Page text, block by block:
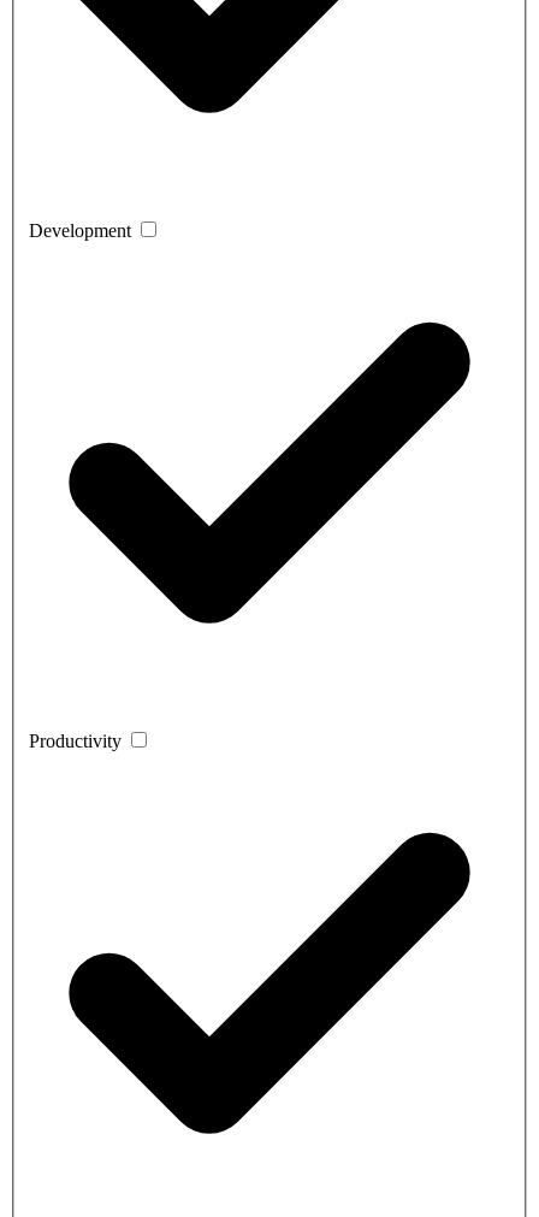
Development
Productivity